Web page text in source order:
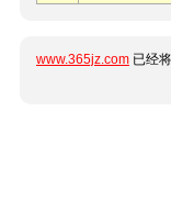
www.365jz.com 已经